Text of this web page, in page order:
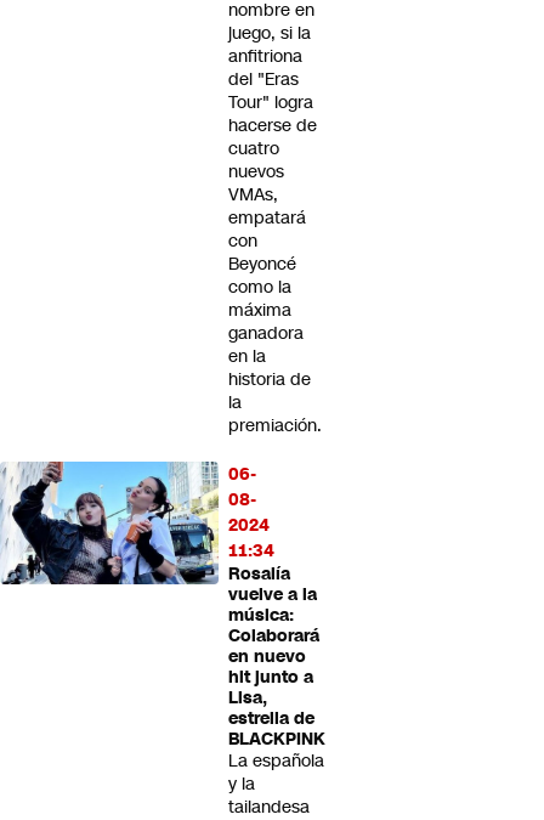
nombre en
juego, si la
anfitriona
del "Eras
Tour" logra
hacerse de
cuatro
nuevos
VMAs,
empatará
con
Beyoncé
como la
máxima
ganadora
en la
historia de
la
premiación.
06-
08-
2024
11:34
Rosalía
vuelve a la
música:
Colaborará
en nuevo
hit junto a
Lisa,
estrella de
BLACKPINK
La española
y la
tailandesa